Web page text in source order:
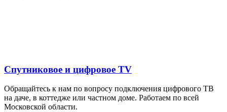
Спутниковое и цифровое TV
Обращайтесь к нам по вопросу подключения цифрового ТВ
на даче, в коттедже или частном доме. Работаем по всей
Московской области.